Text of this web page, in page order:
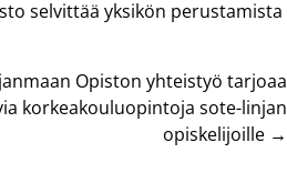
selvittää yksikön perustamista
Opiston yhteistyö tarjoaa
korkeakouluopintoja sote-linjan
opiskelijoille →